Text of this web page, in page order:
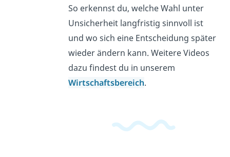
So erkennst du, welche Wahl unter
Unsicherheit langfristig sinnvoll ist
und wo sich eine Entscheidung später
wieder ändern kann. Weitere Videos
dazu findest du in unserem
Wirtschaftsbereich.